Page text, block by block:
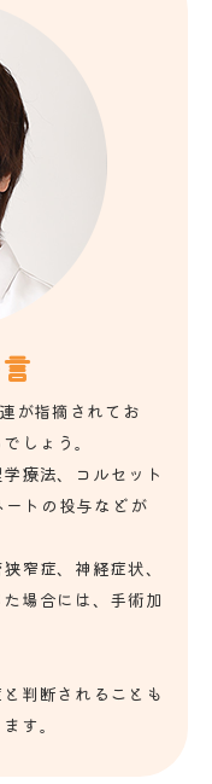
が指摘されてお
しょう。
療法、コルセット
トの投与などが
窄症、神経症状、
場合には、手術加
判断されることも
す。